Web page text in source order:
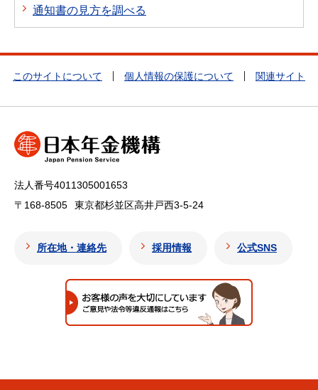
通知書の見方を調べる
このサイトについて 個人情報の保護について 関連サイト
法人番号4011305001653
〒168-8505
東京都杉並区高井戸西3-5-24
所在地・連絡先 採用情報 公式SNS